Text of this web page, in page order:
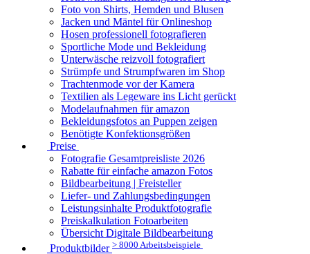
Foto von Shirts, Hemden und Blusen
Jacken und Mäntel für Onlineshop
Hosen professionell fotografieren
Sportliche Mode und Bekleidung
Unterwäsche reizvoll fotografiert
Strümpfe und Strumpfwaren im Shop
Trachtenmode vor der Kamera
Textilien als Legeware ins Licht gerückt
Modelaufnahmen für amazon
Bekleidungsfotos an Puppen zeigen
Benötigte Konfektionsgrößen
Preise
Fotografie Gesamtpreisliste 2026
Rabatte für einfache amazon Fotos
Bildbearbeitung | Freisteller
Liefer- und Zahlungsbedingungen
Leistungsinhalte Produktfotografie
Preiskalkulation Fotoarbeiten
Übersicht Digitale Bildbearbeitung
Produktbilder > 8000 Arbeitsbeispiele